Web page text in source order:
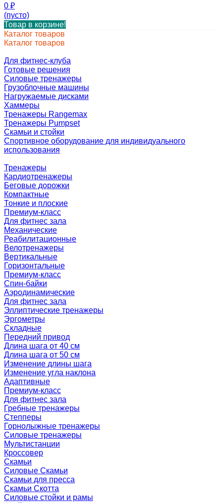
0 ₽
(пусто)
Товар в корзине!
Каталог товаров
Каталог товаров
Для фитнес-клуба
Готовые решения
Силовые тренажеры
Грузоблочные машины
Нагружаемые дисками
Хаммеры
Тренажеры Rangemax
Тренажеры Pumpset
Скамьи и стойки
Спортивное оборудование для индивидуального
использования
Тренажеры
Кардиотренажеры
Беговые дорожки
Компактные
Тонкие и плоские
Премиум-класс
Для фитнес зала
Механические
Реабилитационные
Велотренажеры
Вертикальные
Горизонтальные
Премиум-класс
Спин-байки
Аэродинамические
Для фитнес зала
Эллиптические тренажеры
Эргометры
Складные
Передний привод
Длина шага от 40 см
Длина шага от 50 см
Изменение длины шага
Изменение угла наклона
Адаптивные
Премиум-класс
Для фитнес зала
Гребные тренажеры
Степперы
Горнолыжные тренажеры
Силовые тренажеры
Мультистанции
Кроссовер
Скамьи
Силовые Скамьи
Скамьи для пресса
Скамьи Скотта
Силовые стойки и рамы